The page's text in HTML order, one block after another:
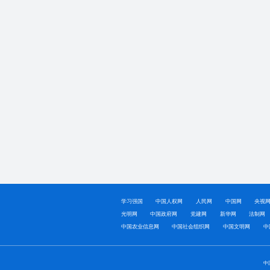
学习强国 中国人权网 人民网 中国网 央视
光明网 中国政府网 党建网 新华网 法制网
中国农业信息网 中国社会组织网 中国文明网 中
中